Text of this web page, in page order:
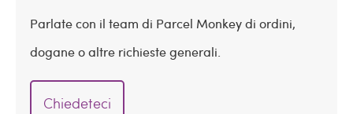
Parlate con il team di Parcel Monkey di ordini,
dogane o altre richieste generali.
Chiedeteci